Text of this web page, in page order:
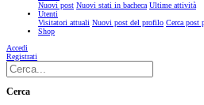
Nuovi post Nuovi stati in bacheca Ultime attività
Utenti
Visitatori attuali Nuovi post del profilo Cerca post
Shop
Accedi
Registrati
Cerca